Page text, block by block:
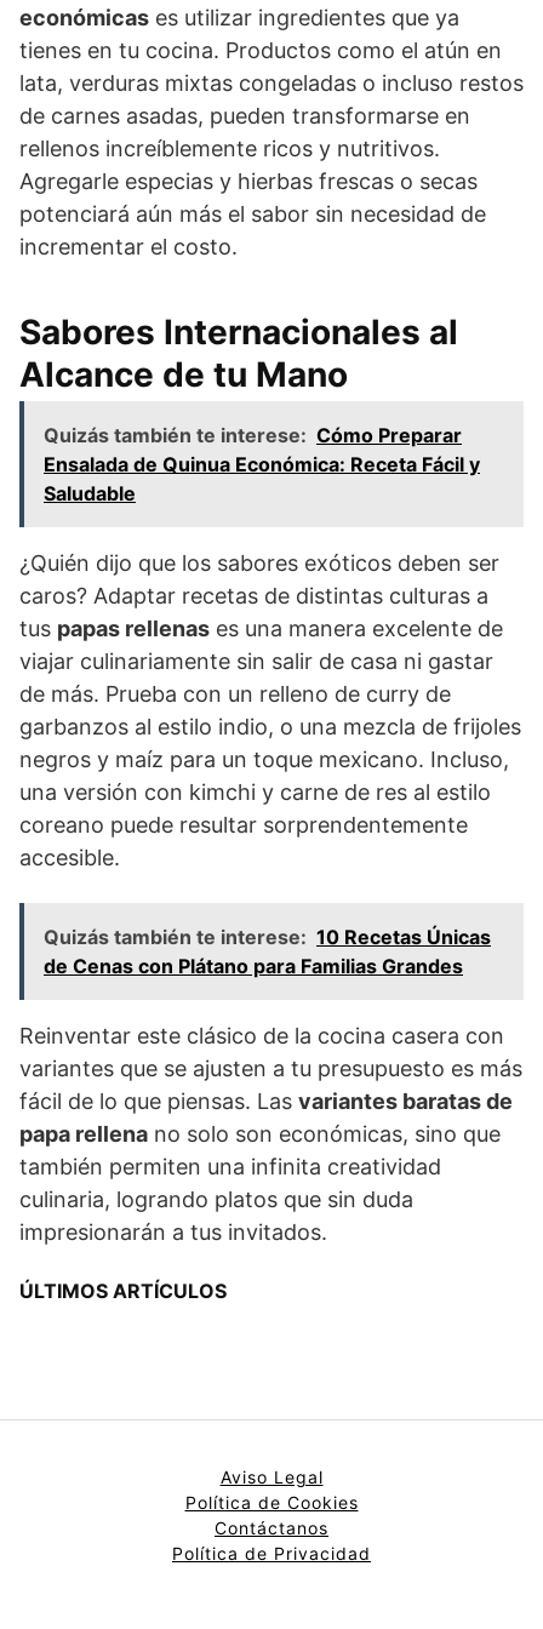
económicas es utilizar ingredientes que ya
tienes en tu cocina. Productos como el atún en
lata, verduras mixtas congeladas o incluso restos
de carnes asadas, pueden transformarse en
rellenos increíblemente ricos y nutritivos.
Agregarle especias y hierbas frescas o secas
potenciará aún más el sabor sin necesidad de
incrementar el costo.
Sabores Internacionales al
Alcance de tu Mano
Quizás también te interese: Cómo Preparar
Ensalada de Quinua Económica: Receta Fácil y
Saludable
¿Quién dijo que los sabores exóticos deben ser
caros? Adaptar recetas de distintas culturas a
tus papas rellenas es una manera excelente de
viajar culinariamente sin salir de casa ni gastar
de más. Prueba con un relleno de curry de
garbanzos al estilo indio, o una mezcla de frijoles
negros y maíz para un toque mexicano. Incluso,
una versión con kimchi y carne de res al estilo
coreano puede resultar sorprendentemente
accesible.
Quizás también te interese: 10 Recetas Únicas
de Cenas con Plátano para Familias Grandes
Reinventar este clásico de la cocina casera con
variantes que se ajusten a tu presupuesto es más
fácil de lo que piensas. Las variantes baratas de
papa rellena no solo son económicas, sino que
también permiten una infinita creatividad
culinaria, logrando platos que sin duda
impresionarán a tus invitados.
ÚLTIMOS ARTÍCULOS
Aviso Legal
Política de Cookies
Contáctanos
Política de Privacidad